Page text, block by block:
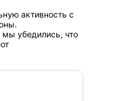
активность с
убедились, что